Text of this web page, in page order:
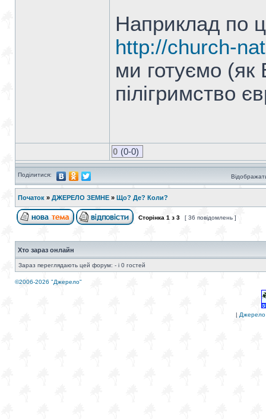
Наприклад по
http://church-
ми готуємо (як
пілігримство
0 (0-0)
Поділитися:
Початок » ДЖЕРЕЛО ЗЕМНЕ » Що? Де? Коли?
Сторінка 1 з 3 [ 36 повідомлень ]
Хто зараз онлайн
Зараз переглядають цей форум: - і 0 гостей
©2006-2026 "Джерело"
| Джерело